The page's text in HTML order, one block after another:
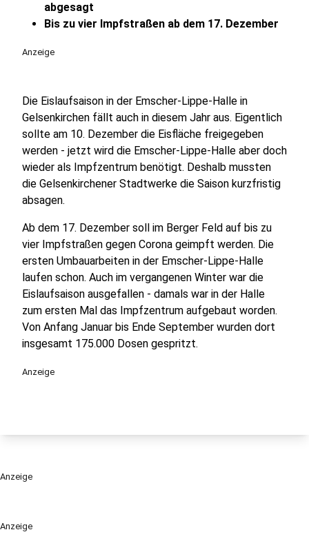
Anzeige
abgesagt
Bis zu vier Impfstraßen ab dem 17. Dezember
Anzeige
Die Eislaufsaison in der Emscher-Lippe-Halle in
Gelsenkirchen fällt auch in diesem Jahr aus. Eigentlich
sollte am 10. Dezember die Eisfläche freigegeben
werden - jetzt wird die Emscher-Lippe-Halle aber doch
wieder als Impfzentrum benötigt. Deshalb mussten
die Gelsenkirchener Stadtwerke die Saison kurzfristig
absagen.
Ab dem 17. Dezember soll im Berger Feld auf bis zu
vier Impfstraßen gegen Corona geimpft werden. Die
ersten Umbauarbeiten in der Emscher-Lippe-Halle
laufen schon. Auch im vergangenen Winter war die
Eislaufsaison ausgefallen - damals war in der Halle
zum ersten Mal das Impfzentrum aufgebaut worden.
Von Anfang Januar bis Ende September wurden dort
insgesamt 175.000 Dosen gespritzt.
Anzeige
Anzeige